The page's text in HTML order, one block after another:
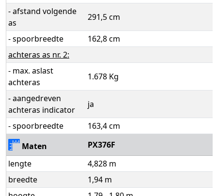
- afstand volgende
as
291,5 cm
- spoorbreedte
162,8 cm
achteras as nr. 2:
- max. aslast
achteras
1.678 Kg
- aangedreven
achteras indicator
ja
- spoorbreedte
163,4 cm
Maten
PX376F
lengte
4,828 m
breedte
1,94 m